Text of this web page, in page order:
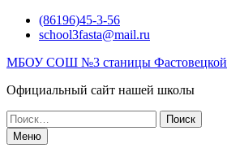
Перейти(86196)45-3-56
school3fasta@mail.ru
МБОУ СОШ №3 станицы Фастовецкой
Официальный сайт нашей школы
Поиск
по:Меню